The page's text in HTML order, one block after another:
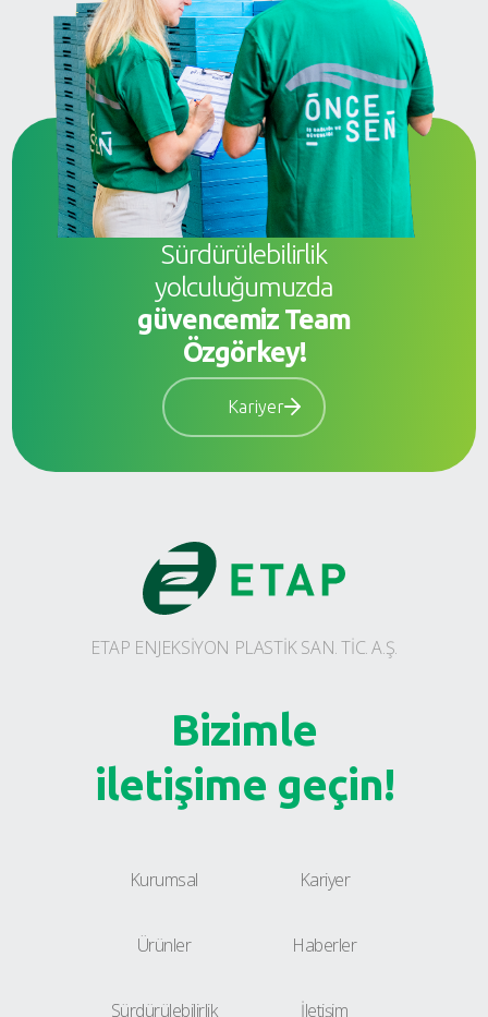
Sürdürülebilirlik
yolculuğumuzda
güvencemiz Team
Özgörkey!
Kariyer
ETAP ENJEKSİYON PLASTİK SAN. TİC. A.Ş.
Bizimle
iletişime geçin!
Kurumsal
Ürünler
Sürdürülebilirlik
Kariyer
Haberler
İletişim